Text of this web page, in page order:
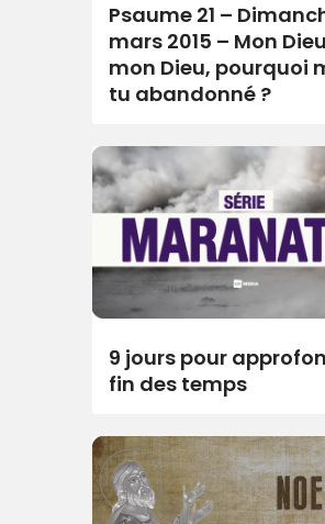
Psaume 21 –
mars 2015 – Mon
mon Dieu, pourquoi
tu abandonné ?
9 jours pour
fin des temps